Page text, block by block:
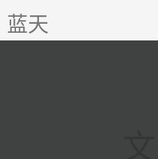
至
内
蓝天